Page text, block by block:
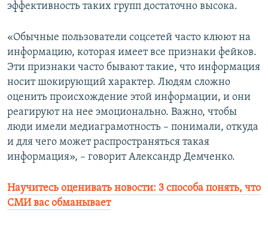
эффективность таких групп достаточно высока.
«Обычные пользователи соцсетей часто клюют на
информацию, которая имеет все признаки фейков.
Эти признаки часто бывают такие, что информация
носит шокирующий характер. Людям сложно
оценить происхождение этой информации, и они
реагируют на нее эмоционально. Важно, чтобы
люди имели медиаграмотность – понимали, откуда
и для чего может распространяться такая
информация», – говорит Александр Демченко.
Научитесь оценивать новости: 3 способа понять, что
СМИ вас обманывает